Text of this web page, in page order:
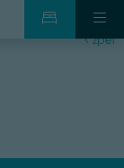
zpět